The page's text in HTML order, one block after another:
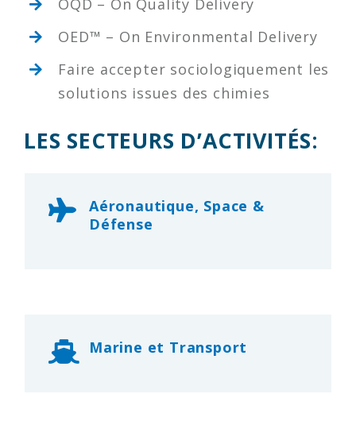
OED™ – On Environmental Delivery
Faire accepter sociologiquement les
solutions issues des chimies
LES SECTEURS D’ACTIVITÉS:
Aéronautique, Space &
Défense
Marine et Transport